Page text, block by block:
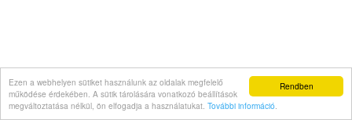
Rendben
Ezen a webhelyen sütiket használunk az oldalak megfelelő
működése érdekében. A sütik tárolására vonatkozó beállítások
megváltoztatása nélkül, ön elfogadja a használatukat. További információ.